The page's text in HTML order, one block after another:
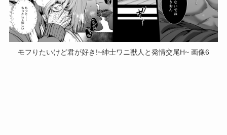
モフりたいけど君が好き!~紳士ワニ獣人と発情交尾H~ 画像6